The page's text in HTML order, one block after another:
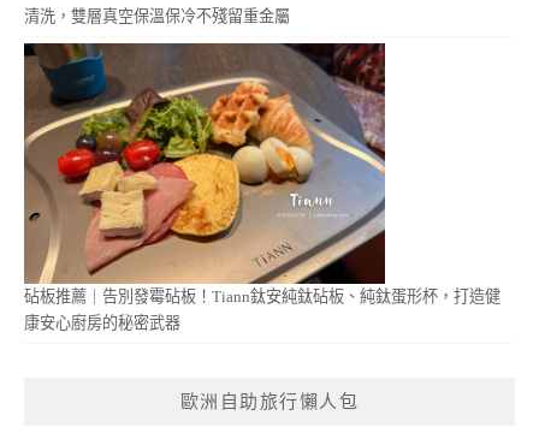
清洗，雙層真空保溫保冷不殘留重金屬
砧板推薦｜告別發霉砧板！Tiann鈦安純鈦砧板、純鈦蛋形杯，打造健
康安心廚房的秘密武器
歐洲自助旅行懶人包